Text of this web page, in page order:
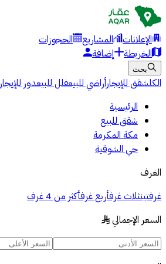
الإعلانات المشاريع
الحجوزات
الخريطة
إضافة
بحث
الكلشقق للإيجارأراضي للبيعفلل للبيعدور للإيجار
الرئيسية
شقق للبيع
مكة المكرمة
حي الشوقية
الغرف
غرفتينثلاث غرفأربع غرفأكثر من 4 غرف
السعر الإجمالي §